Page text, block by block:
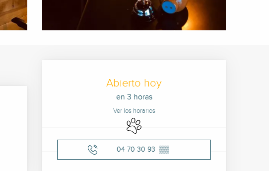
Horarios y datos de
Abierto hoy
en 3 horas
Ver los horarios
Se aceptan animales
04 70 30 93 ▒▒